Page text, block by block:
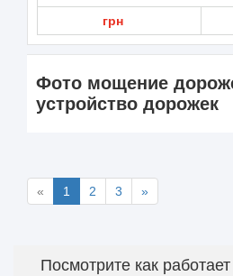
грн
Фото мощение
устройство дорожек
« 1 2 3 »
Посмотрите как